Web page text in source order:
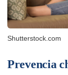
Shutterstock.com
Prevencia